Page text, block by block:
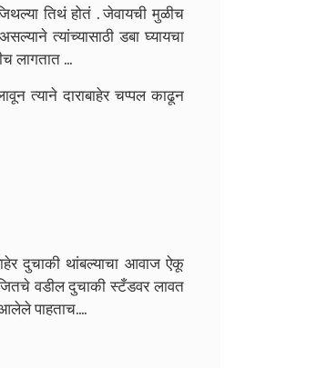
तिथं होतं . जेवायची मुळीच
त्यांच्यासाठी डबा घ्यायचा
लागतात ...
त्याने दाराबाहेर चप्पल काढून
दुचाकी थांबल्याचा आवाज ऐकू
वडील दुचाकी स्टँडवर लावत
पाहताच....